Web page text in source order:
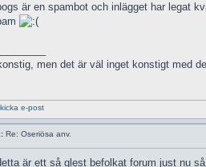
är en spambot och inlägget har legat
men det är väl inget konstigt med
Re: Oseriösa anv.
är ett så glest befolkat forum just nu